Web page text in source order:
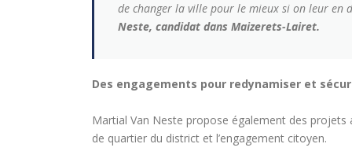
de changer la ville pour le mieux si on leur en
Neste, candidat dans Maizerets-Lairet.
Des engagements pour redynamiser et
Martial Van Neste propose également des
de quartier du district et l’engagement citoyen.